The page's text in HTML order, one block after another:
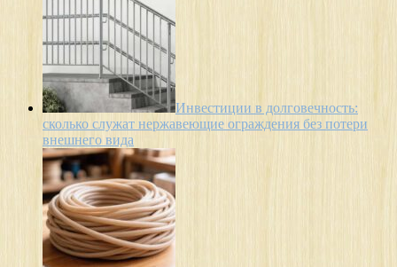
Инвестиции в долговечность:
сколько служат нержавеющие ограждения без потери
внешнего вида